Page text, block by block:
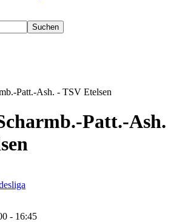
Suchen
Patt.-Ash. - TSV Etelsen
Patt.-Ash.
- 16:45